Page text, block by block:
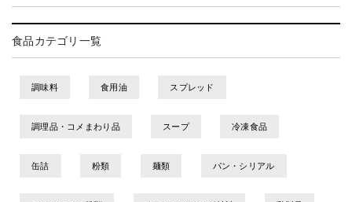
食品カテゴリ一覧
調味料 食用油 スプレッド
調理品・コメまわり品 スープ 冷凍食品
缶詰 粉類 麺類 パン・シリアル